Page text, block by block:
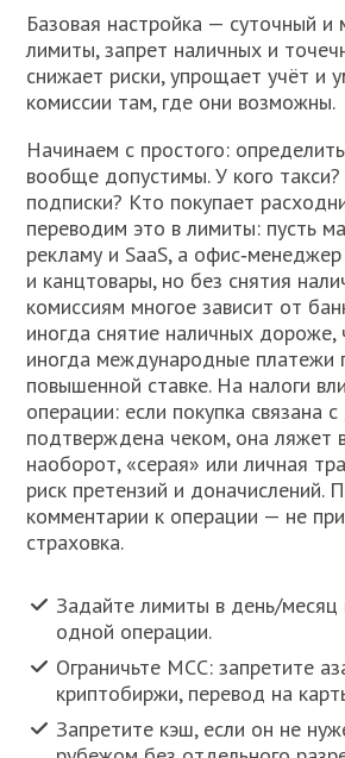
Базовая настройка — суточный и
лимиты, запрет наличных и
снижает риски, упрощает учёт и
комиссии там, где они возможны.
Начинаем с простого:
вообще допустимы. У кого такси?
подписки? Кто покупает
переводим это в лимиты: пусть
рекламу и SaaS, а
и канцтовары, но без снятия
комиссиям многое зависит от
иногда снятие наличных дороже,
иногда международные платежи
повышенной ставке. На налоги
операции: если покупка связана
подтверждена чеком, она ляжет
наоборот, «серая» или личная
риск претензий и доначислений.
комментарии к операции — не
страховка.
Задайте лимиты в день/месяц
одной операции.
Ограничьте MCC: запретите
криптобиржи, перевод на
Запретите кэш, если он не